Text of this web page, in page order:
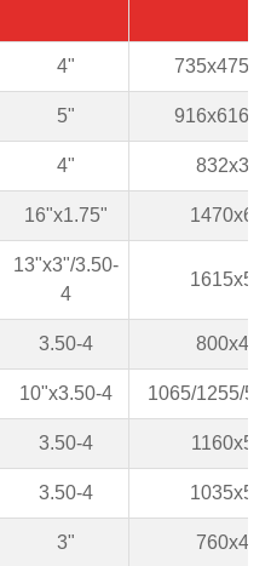
4"
5"
4"
16"x1.75"
13"x3"/3.50-
4
3.50-4
10"x3.50-4 1065/1255/
3.50-4
3.50-4
3"